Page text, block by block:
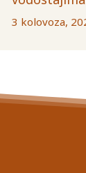
3 kolovoza,